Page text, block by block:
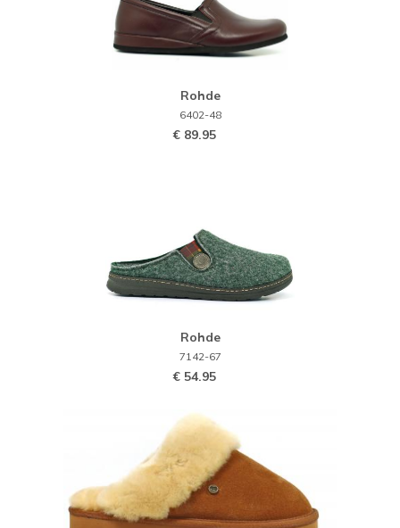
Rohde
6402-48
€ 89.95
Rohde
7142-67
€ 54.95